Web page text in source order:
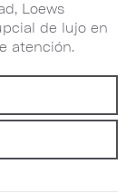
Loews
de lujo en
atención.